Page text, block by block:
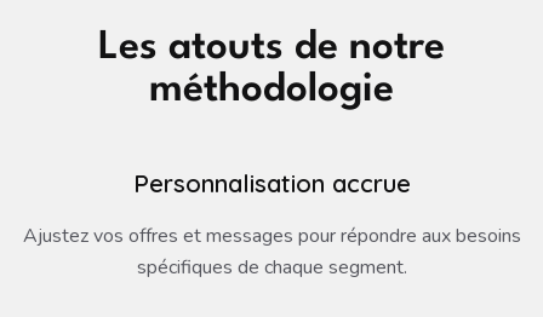
Les atouts de notre
méthodologie
Personnalisation accrue
Ajustez vos offres et messages pour répondre aux besoins
spécifiques de chaque segment.